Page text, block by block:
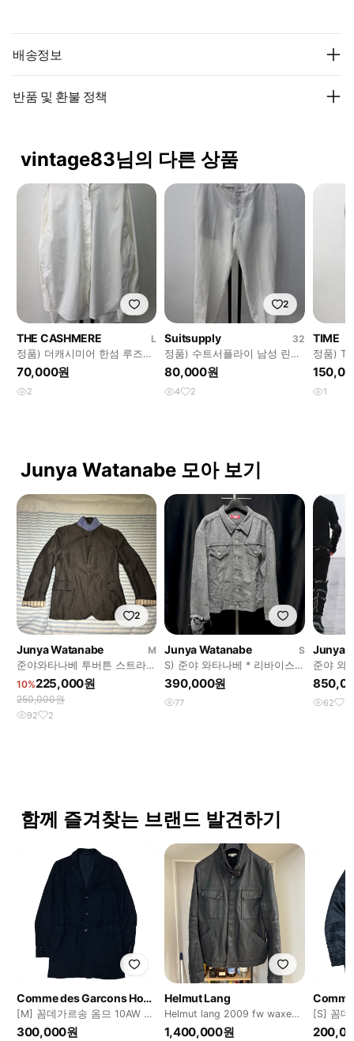
배송정보
반품 및 환불 정책
vintage83님의 다른 상품
THE CASHMERE
L
정품) 더캐시미어 한섬 루즈핏
화이트 셔츠 88
70,000원
2
2
Suitsupply
32
정품) 수트서플라이 남성 린넨
팬츠 32
80,000원
4 2
TIME
정품)
티드 주
1
Junya Watanabe 모아 보기
2
Junya Watanabe
M
준야와타나베 투버튼 스트라이
프 자켓
10%225,000원
250,000원
92 2
Junya Watanabe
S
S) 준야 와타나베 * 리바이스
데님 트러커 자켓
390,000원
77
Junya
준야 와
이더 코
62 2
함께 즐겨찾는 브랜드 발견하기
Comme des Garcons Homme
[M] 꼼데가르송 옴므 10AW 축
융 울 체스터 코트
300,000원
Helmut Lang
Helmut lang 2009 fw waxed
trucker
1,400,000원
[S] 꼼데
일론 테